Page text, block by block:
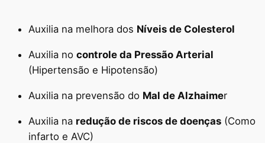
Auxilia na melhora dos Níveis de Colesterol
Auxilia no controle da Pressão Arterial
(Hipertensão e Hipotensão)
Auxilia na prevensão do Mal de Alzhaimer
Auxilia na redução de riscos de doenças (Como
infarto e AVC)